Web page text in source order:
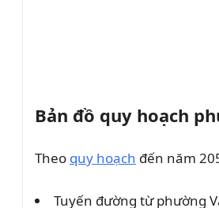
Bản đồ quy hoạch
Theo quy hoạch đến năm
Tuyến đường từ phường